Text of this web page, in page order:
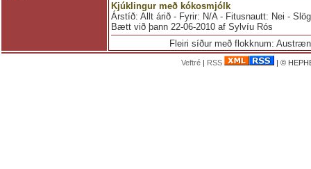
Kjúklingur með kókosmjólk
Árstíð: Allt árið - Fyrir: N/A - Fitusnautt: Nei -
Bætt við þann 22-06-2010 af Sylvíu Rós
Fleiri síður með flokknum:
Veftré| RSS | ©